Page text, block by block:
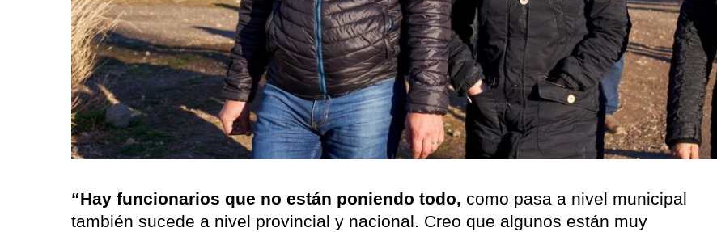
“Hay funcionarios que no están poniendo todo, como pasa a nivel municipal
también sucede a nivel provincial y nacional. Creo que algunos están muy